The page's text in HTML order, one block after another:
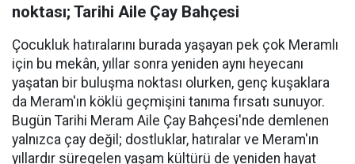
noktası; Tarihi Aile Çay Bahçesi
Çocukluk hatıralarını burada yaşayan pek çok Meramlı
için bu mekân, yıllar sonra yeniden aynı heyecanı
yaşatan bir buluşma noktası olurken, genç kuşaklara
da Meram'ın köklü geçmişini tanıma fırsatı sunuyor.
Bugün Tarihi Meram Aile Çay Bahçesi'nde demlenen
yalnızca çay değil; dostluklar, hatıralar ve Meram'ın
yıllardır süregelen yaşam kültürü de yeniden hayat